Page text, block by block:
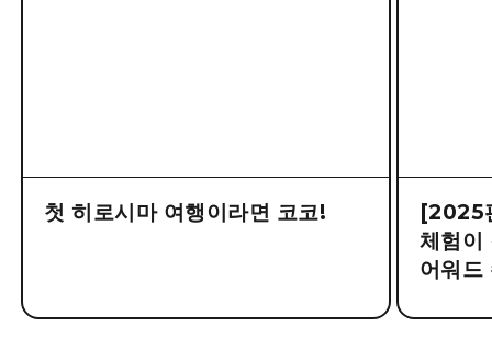
첫 히로시마 여행이라면 코코!
[2025
체험이
어워드